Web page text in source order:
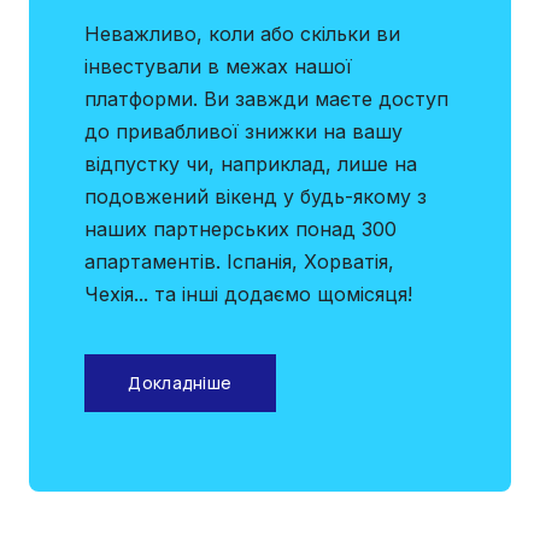
Неважливо, коли або скільки ви
інвестували в межах нашої
платформи. Ви завжди маєте доступ
до привабливої знижки на вашу
відпустку чи, наприклад, лише на
подовжений вікенд у будь-якому з
наших партнерських понад 300
апартаментів. Іспанія, Хорватія,
Чехія... та інші додаємо щомісяця!
Докладніше